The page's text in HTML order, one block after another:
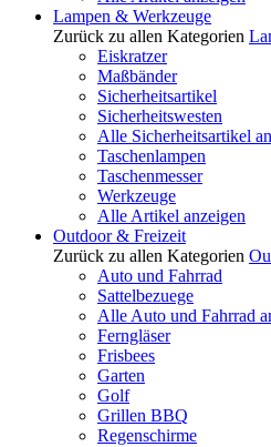
Lampen & Werkzeuge
Zurück zu allen Kategorien
Eiskratzer
Maßbänder
Sicherheitsartikel
Sicherheitswesten
Alle Sicherheitsartikel
Taschenlampen
Taschenmesser
Werkzeuge
Alle Artikel anzeigen
Outdoor & Freizeit
Zurück zu allen Kategorien
Auto und Fahrrad
Sattelbezuege
Alle Auto und Fahrrad
Ferngläser
Frisbees
Garten
Golf
Grillen BBQ
Regenschirme